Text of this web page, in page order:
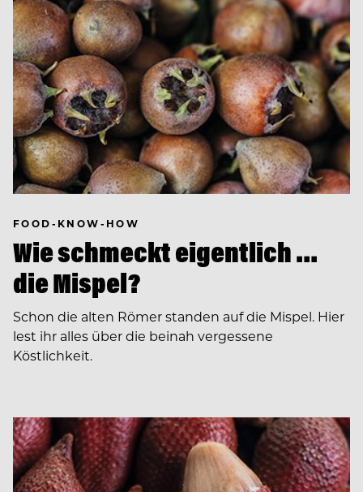
FOOD-KNOW-HOW
Wie schmeckt eigentlich …
die Mispel?
Schon die alten Römer standen auf die Mispel. Hier
lest ihr alles über die beinah vergessene
Köstlichkeit.